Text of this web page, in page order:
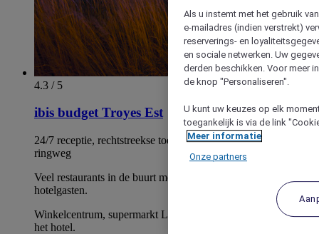
4.3 / 5
ibis budget Troyes Est
24/7 receptie, rechtstreekse toegang tot de snelweg en de
ringweg
Veel restaurants in de buurt met exclusieve kortingen voor
hotelgasten.
Winkelcentrum, supermarkt Leclerc en tankstation tegenover
het hotel.
Als u instemt met het gebruik
e-mailadres (indien verstrekt)
reserverings- en
en sociale netwerken. Uw
derden beschikken. Voor meer
de knop "Personaliseren".
U kunt uw keuzes op elk
toegankelijk is via de link
Meer informatie
Onze partners